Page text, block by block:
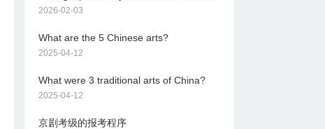
2026-02-03
What are the 5 Chinese arts?
2025-04-12
What were 3 traditional arts of China?
2025-04-12
京剧考级的报考程序